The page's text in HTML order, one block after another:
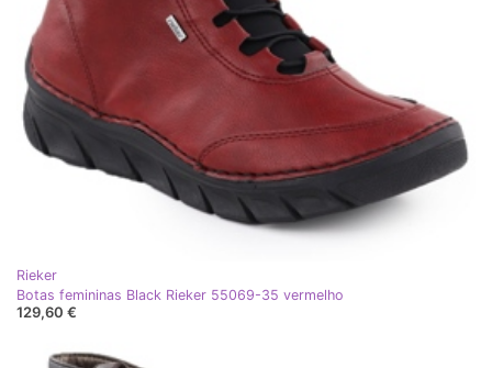
Rieker
Botas femininas Black Rieker 55069-35 vermelho
129,60 €